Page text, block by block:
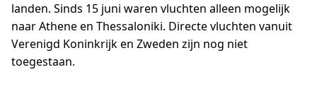
landen. Sinds 15 juni waren vluchten alleen mogelijk
naar Athene en Thessaloniki. Directe vluchten vanuit
Verenigd Koninkrijk en Zweden zijn nog niet
toegestaan.